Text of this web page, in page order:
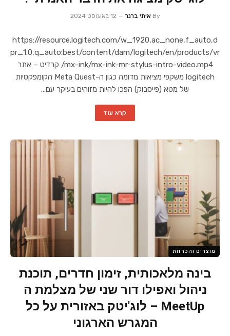
By איתי ברנר 12 באוגוסט 2024
https://resource.logitech.com/w_1920,ac_none,f_auto,d
pr_1.0,q_auto:best/content/dam/logitech/en/products/vr
/mx-ink/mx-ink-mr-stylus-intro-video.mp4 קרדיט – אתר
logitech משקפי מציאות מדומה כגון ה-Meta Quest הקומפקטיות
של מטא (פייסבוק) הפכו להיות מזוהים בעיקר עם…
קרא עוד
מוצרים והכרזות
בינה מלאכותית, זימון חדרים, תוכנת
ניהול ואפילו דור שני של מצלמת ה
MeetUp – לוג'יטק באזורית על כל
המגרש הארגוני